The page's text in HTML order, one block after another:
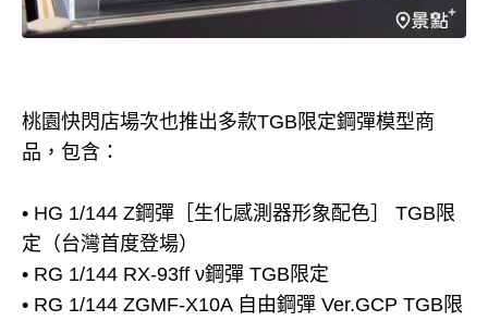
桃園快閃店場次也推出多款TGB限定鋼彈模型商
品，包含：
• HG 1/144 Z鋼彈［生化感測器形象配色］ TGB限
定（台灣首度登場）
• RG 1/144 RX-93ff ν鋼彈 TGB限定
• RG 1/144 ZGMF-X10A 自由鋼彈 Ver.GCP TGB限